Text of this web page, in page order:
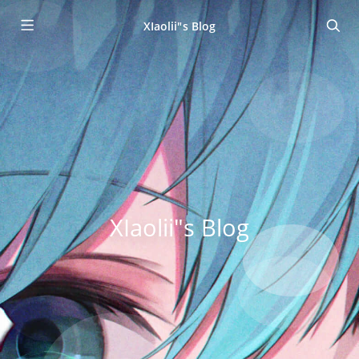
XIaolii"s Blog
XIaolii"s Blog